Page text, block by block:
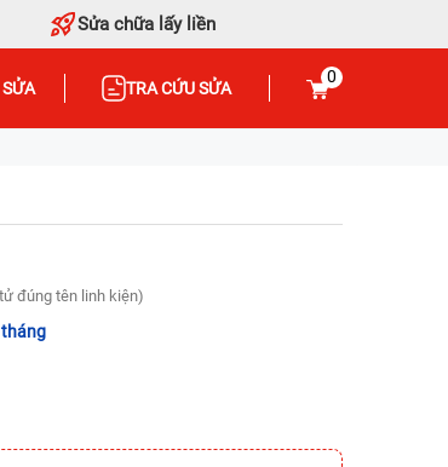
Sửa chữa lấy liền
TRA CỨU SỬA
0
đúng tên linh kiện)
tháng